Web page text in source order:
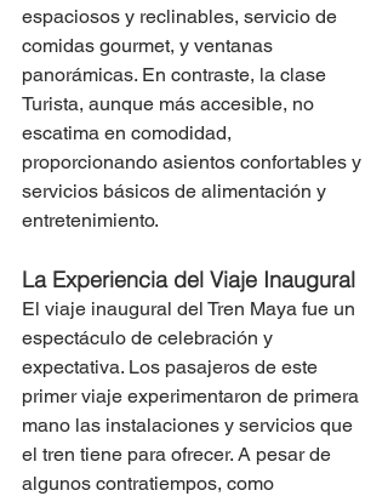
espaciosos y reclinables, servicio de
comidas gourmet, y ventanas
panorámicas. En contraste, la clase
Turista, aunque más accesible, no
escatima en comodidad,
proporcionando asientos confortables y
servicios básicos de alimentación y
entretenimiento.
La Experiencia del Viaje Inaugural
El viaje inaugural del Tren Maya fue un
espectáculo de celebración y
expectativa. Los pasajeros de este
primer viaje experimentaron de primera
mano las instalaciones y servicios que
el tren tiene para ofrecer. A pesar de
algunos contratiempos, como